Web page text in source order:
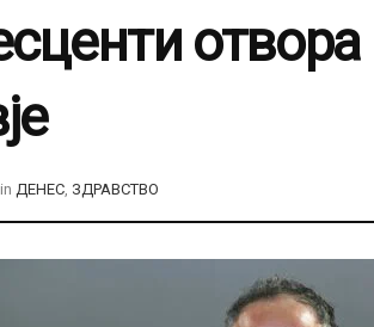
in ДЕНЕС, ЗДРАВСТВО